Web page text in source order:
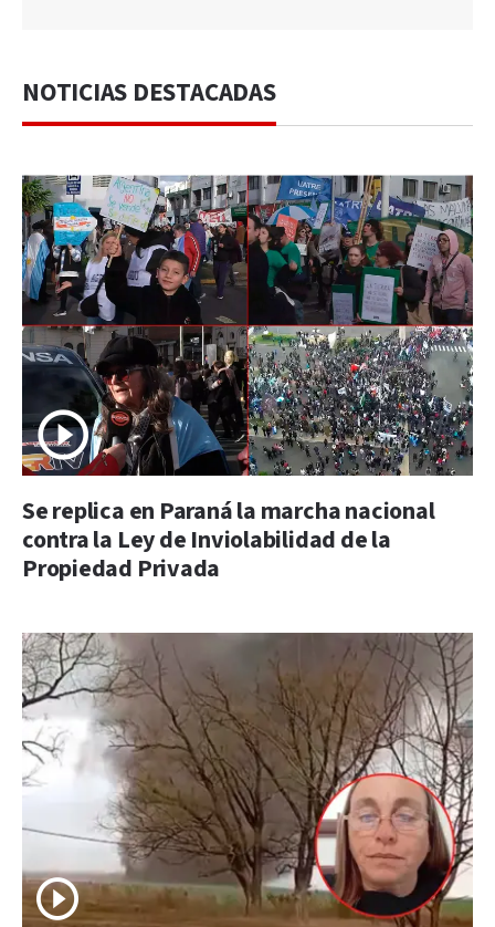
NOTICIAS DESTACADAS
Se replica en Paraná la marcha nacional
contra la Ley de Inviolabilidad de la
Propiedad Privada